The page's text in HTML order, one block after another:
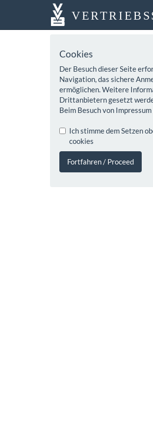
Cookies
Der Besuch dieser Seite
Navigation, das sichere
ermöglichen. Weitere
Drittanbietern gesetzt
Beim Besuch von
Ich stimme dem Setzen
cookies
Fortfahren / Proceed